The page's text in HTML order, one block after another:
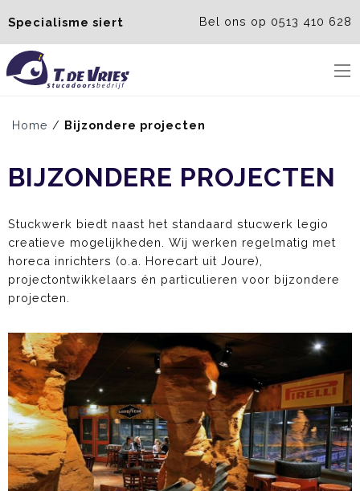
Specialisme siert Bel ons op 0513 410 628
Home / Bijzondere projecten
BIJZONDERE PROJECTEN
Stuckwerk biedt naast het standaard stucwerk legio
creatieve mogelijkheden. Wij werken regelmatig met
horeca inrichters (o.a. Horecart uit Joure),
projectontwikkelaars én particulieren voor bijzondere
projecten.